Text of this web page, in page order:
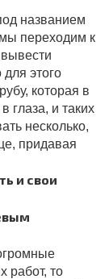
названием
переходим к
этого
которая в
глаза, и таких
несколько,
придавая
и свои
работ, то